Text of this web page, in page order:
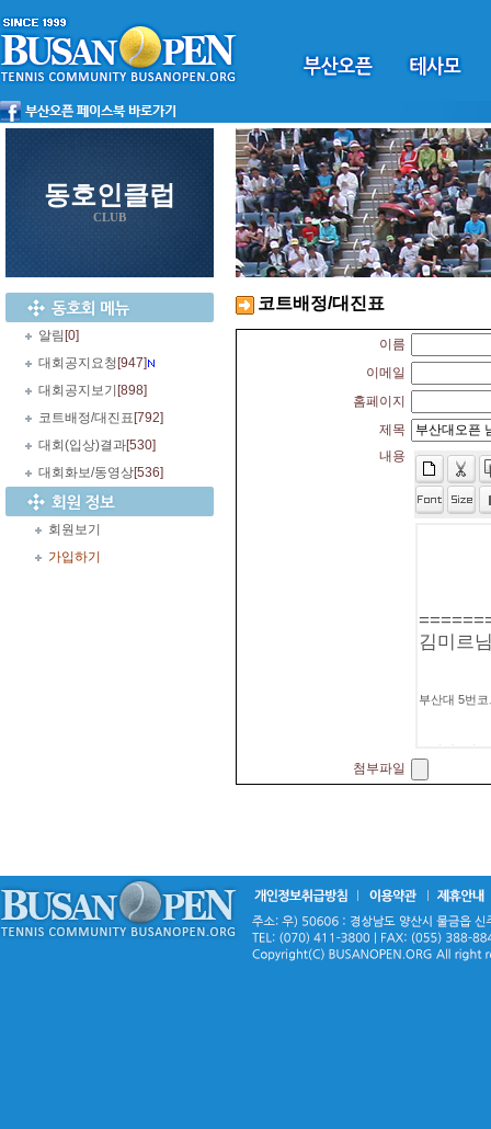
동호인클럽
CLUB
알림 [0]
대회공지요청 [947]
대회공지보기 [898]
코트배정/대진표 [792]
대회(입상)결과[530]
대회화보/동영상[536]
회원보기
가입하기
코트배정/대진표
이름
이메일
홈페이지
제목
내용
첨부파일